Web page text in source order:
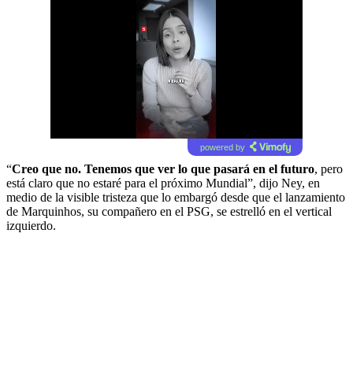
powered by
“Creo que no. Tenemos que ver lo que pasará en el futuro, pero
está claro que no estaré para el próximo Mundial”, dijo Ney, en
medio de la visible tristeza que lo embargó desde que el lanzamiento
de Marquinhos, su compañero en el PSG, se estrelló en el vertical
izquierdo.